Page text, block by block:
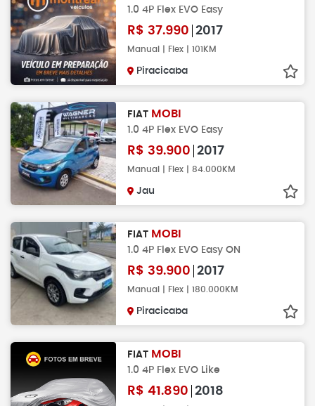
1.0 4P Flex EVO Easy
R$ 37.990 2017
Manual | Flex | 101KM
Piracicaba
FIAT MOBI
1.0 4P Flex EVO Easy
R$ 39.900 2017
Manual | Flex | 84.000KM
Jau
FIAT MOBI
1.0 4P Flex EVO Easy ON
R$ 39.900 2017
Manual | Flex | 180.000KM
Piracicaba
FIAT MOBI
1.0 4P Flex EVO Like
R$ 41.890 2018